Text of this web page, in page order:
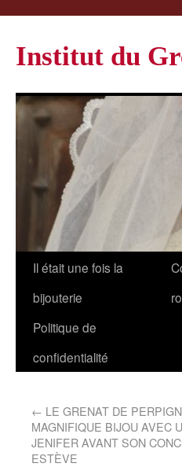
Institut du
Il était une fois la
bijouterie
Politique de
confidentialité
← LE GRENAT DE
MAGNIFIQUE BIJOU AVEC
JENIFER AVANT SON
ESTÈVE